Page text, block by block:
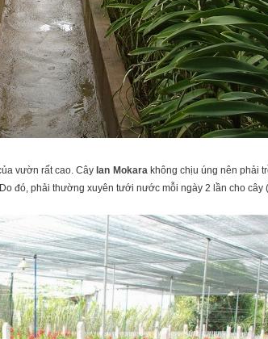
vườn rất cao. Cây lan Mokarakhông chịu úng nên phải
đó, phải thường xuyên tưới nước mỗi ngày 2 lần cho cây